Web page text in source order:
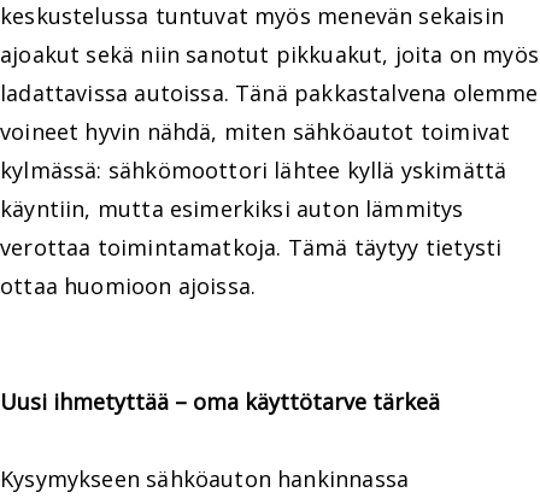
keskustelussa tuntuvat myös menevän sekaisin
ajoakut sekä niin sanotut pikkuakut, joita on myös
ladattavissa autoissa. Tänä pakkastalvena olemme
voineet hyvin nähdä, miten sähköautot toimivat
kylmässä: sähkömoottori lähtee kyllä yskimättä
käyntiin, mutta esimerkiksi auton lämmitys
verottaa toimintamatkoja. Tämä täytyy tietysti
ottaa huomioon ajoissa.
Uusi ihmetyttää – oma käyttötarve tärkeä
Kysymykseen sähköauton hankinnassa